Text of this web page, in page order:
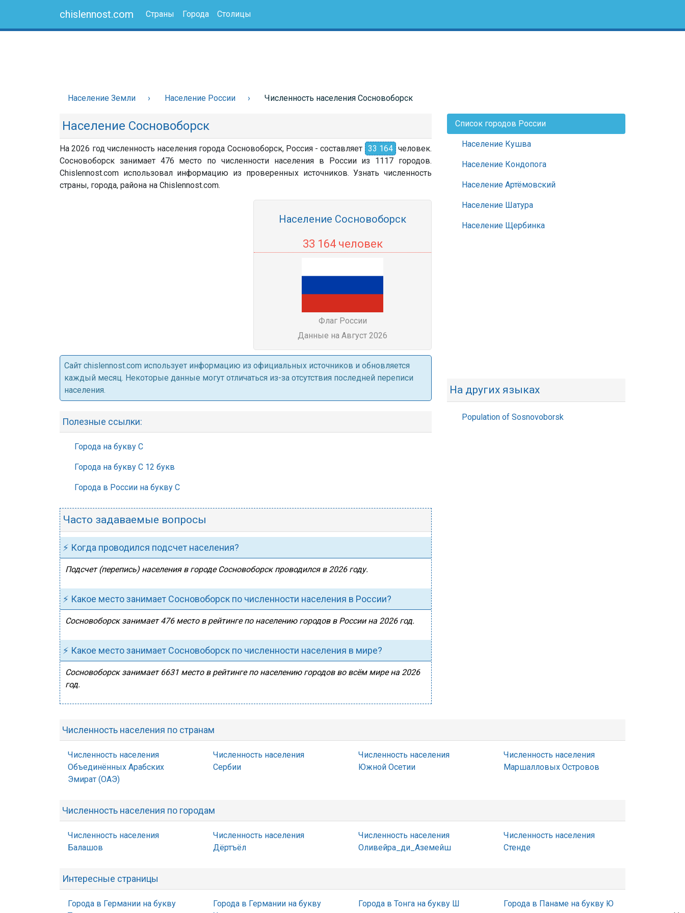
chislennost.com Страны Города Столицы
Население Земли Население России Численность населения Сосновоборск
Население Сосновоборск
На 2026 год численность населения города Сосновоборск, Россия - составляет 33 164 человек.
Сосновоборск занимает 476 место по численности населения в России из 1117 городов.
Chislennost.com использовал информацию из проверенных источников. Узнать численность
страны, города, района на Chislennost.com.
Население Сосновоборск
33 164 человек
Флаг России
Данные на Август 2026
Cайт chislennost.com использует информацию из официальных источников и обновляется
каждый месяц. Некоторые данные могут отличаться из-за отсутствия последней переписи
населения.
Полезные ссылки:
Города на букву С
Города на букву С 12 букв
Города в России на букву С
Часто задаваемые вопросы
⚡ Когда проводился подсчет населения?
Подсчет (перепись) населения в городе Сосновоборск проводился в 2026 году.
⚡ Какое место занимает Сосновоборск по численности населения в России?
Сосновоборск занимает 476 место в рейтинге по населению городов в России на 2026 год.
⚡ Какое место занимает Сосновоборск по численности населения в мире?
Сосновоборск занимает 6631 место в рейтинге по населению городов во всём мире на 2026
год.
Список городов России
Население Кушва
Население Кондопога
Население Артёмовский
Население Шатура
Население Щербинка
На других языках
Population of Sosnovoborsk
Численность населения по странам
Численность населения
Объединённых Арабских
Эмират (ОАЭ)
Численность населения
Сербии
Численность населения
Южной Осетии
Численность населения
Маршалловых Островов
Численность населения по городам
Численность населения
Балашов
Численность населения
Дёртъёл
Численность населения
Оливейра_ди_Аземейш
Численность населения
Стенде
Интересные страницы
Города в Германии на букву
Города в Германии на букву
Города в Тонга на букву Ш Города в Панаме на букву Ю